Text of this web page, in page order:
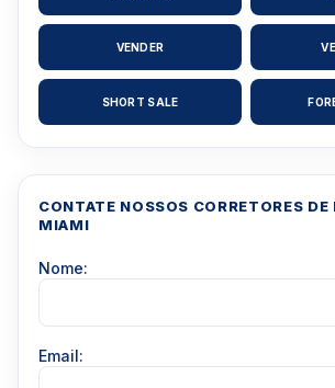
VENDER
SHORT SALE
CONTATE NOSSOS CORRETORES DE
MIAMI
Nome:
Email: